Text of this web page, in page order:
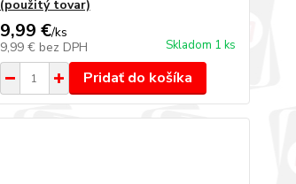
(použitý tovar)
9,99 €/ks
9,99 € bez DPH Skladom 1 ks
Pridať do košíka